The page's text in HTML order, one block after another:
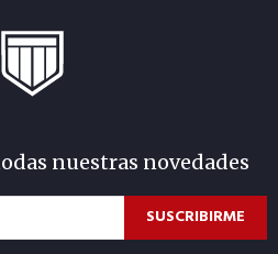
nuestras novedades
SUSCRIBIRME